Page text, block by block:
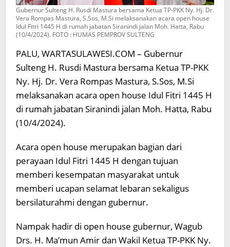
Gubernur Sulteng H. Rusdi Mastura bersama Ketua TP-PKK Ny. Hj. Dr.
Vera Rompas Mastura, S.Sos, M.Si melaksanakan acara open house
Idul Fitri 1445 H di rumah jabatan Siranindi jalan Moh. Hatta, Rabu
(10/4/2024). FOTO : HUMAS PEMPROV SULTENG
PALU, WARTASULAWESI.COM – Gubernur
Sulteng H. Rusdi Mastura bersama Ketua TP-PKK
Ny. Hj. Dr. Vera Rompas Mastura, S.Sos, M.Si
melaksanakan acara open house Idul Fitri 1445 H
di rumah jabatan Siranindi jalan Moh. Hatta, Rabu
(10/4/2024).
Acara open house merupakan bagian dari
perayaan Idul Fitri 1445 H dengan tujuan
memberi kesempatan masyarakat untuk
memberi ucapan selamat lebaran sekaligus
bersilaturahmi dengan gubernur.
Nampak hadir di open house gubernur, Wagub
Drs. H. Ma’mun Amir dan Wakil Ketua TP-PKK Ny.